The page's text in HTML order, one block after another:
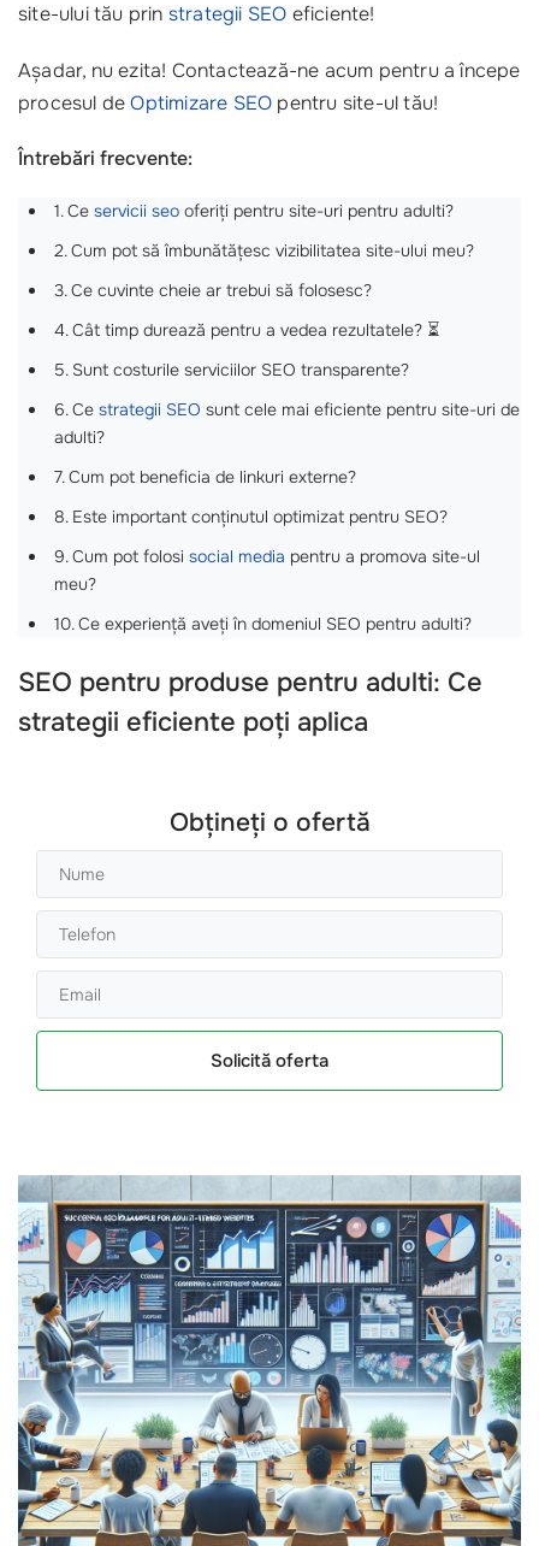
site-ului tău prin strategii SEO eficiente!
Așadar, nu ezita! Contactează-ne acum pentru a începe
procesul deOptimizare SEO pentru site-ul tău!
Întrebări frecvente:
1. Ce servicii seo oferiți pentru site-uri pentru adulti?
2. Cum pot să îmbunătățesc vizibilitatea site-ului meu?
3. Ce cuvinte cheie ar trebui să folosesc?
4. Cât timp durează pentru a vedea rezultatele? ⏳
5. Sunt costurile serviciilor SEO transparente?
6. Ce strategii SEO sunt cele mai eficiente pentru site-uri de
adulti?
7. Cum pot beneficia de linkuri externe?
8. Este important conținutul optimizat pentru SEO?
9. Cum pot folosi social media pentru a promova site-ul
meu?
10. Ce experiență aveți în domeniul SEO pentru adulti? ‍
SEO pentru produse pentru adulti: Ce
strategii eficiente poți aplica
Obțineți o ofertă
Solicită oferta